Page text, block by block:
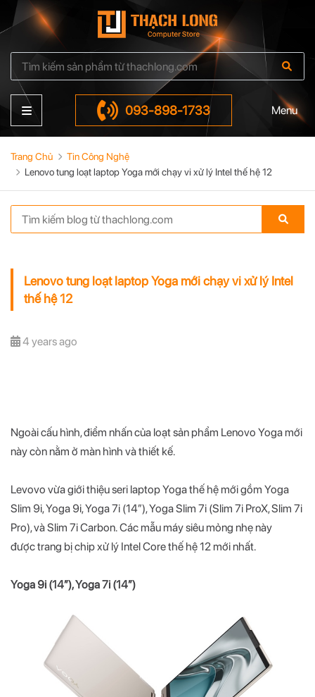
093-898-1733 Menu
Trang Chủ
Tin Công Nghệ
Lenovo tung loạt laptop Yoga mới chạy vi xử lý Intel thế hệ 12
Lenovo tung loạt laptop Yoga mới chạy vi xử lý Intel
thế hệ 12
4 years ago
Ngoài cấu hình, điểm nhấn của loạt sản phẩm Lenovo Yoga mới
này còn nằm ở màn hình và thiết kế.
Levovo vừa giới thiệu seri laptop Yoga thế hệ mới gồm Yoga
Slim 9i, Yoga 9i, Yoga 7i (14”), Yoga Slim 7i (Slim 7i ProX, Slim 7i
Pro), và Slim 7i Carbon. Các mẫu máy siêu mỏng nhẹ này
được trang bị chip xử lý Intel Core thế hệ 12 mới nhất.
Yoga 9i (14”), Yoga 7i (14”)